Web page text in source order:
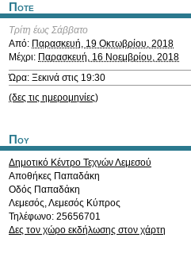
Ποτε
Τρίτη έως Σάββατο
Από: Παρασκευή, 19 Οκτωβρίου, 2018
Μέχρι: Παρασκευή, 16 Νοεμβρίου, 2018
Ώρα: Ξεκινά στις 19:30
(δες τις ημερομηνίες)
Που
Δημοτικό Κέντρο Τεχνών Λεμεσού
Αποθήκες Παπαδάκη
Οδός Παπαδάκη
Λεμεσός,Λεμεσός Κύπρος
Τηλέφωνο: 25656701
Δες τον χώρο εκδήλωσης στον χάρτη